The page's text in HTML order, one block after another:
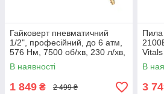
Гайковерт пневматичний
1/2", професійний, до 6 атм,
576 Нм, 7500 об/хв, 230 л/хв,
STORM INTERTOOL PT-1103
В наявності
1 849 ₴ 2 499 ₴
Пила
52096
В
3